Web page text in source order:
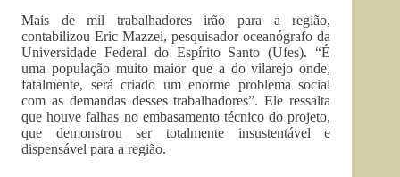
Mais de mil trabalhadores irão para a região,
contabilizou Eric Mazzei, pesquisador oceanógrafo da
Universidade Federal do Espírito Santo (Ufes). “É
uma população muito maior que a do vilarejo onde,
fatalmente, será criado um enorme problema social
com as demandas desses trabalhadores”. Ele ressalta
que houve falhas no embasamento técnico do projeto,
que demonstrou ser totalmente insustentável e
dispensável para a região.